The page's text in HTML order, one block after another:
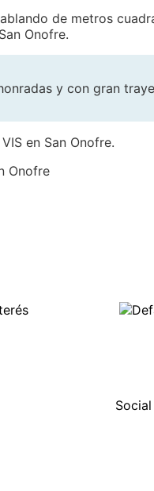
de metros
Onofre.
y con gran
en San Onofre.